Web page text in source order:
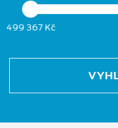
499 367 Kč